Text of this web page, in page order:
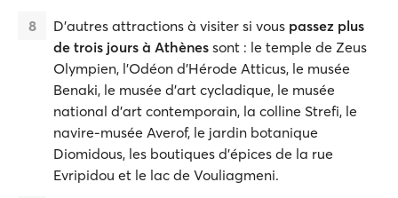
D'autres attractions à visiter si vous passez plus
de trois jours à Athènes sont : le temple de Zeus
Olympien, l'Odéon d'Hérode Atticus, le musée
Benaki, le musée d'art cycladique, le musée
national d'art contemporain, la colline Strefi, le
navire-musée Averof, le jardin botanique
Diomidous, les boutiques d'épices de la rue
Evripidou et le lac de Vouliagmeni.